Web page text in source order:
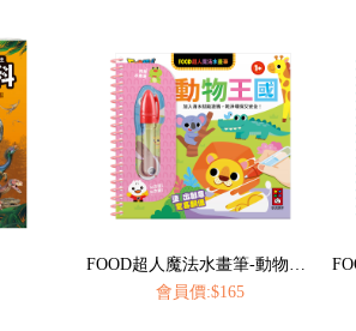
會員價:$165